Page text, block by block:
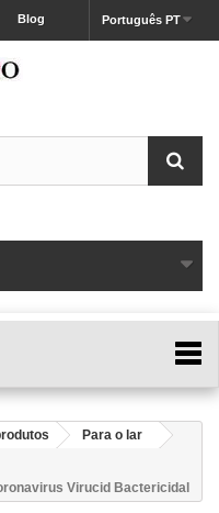
Português PT
Blog
Para o lar
Virucid Bactericidal